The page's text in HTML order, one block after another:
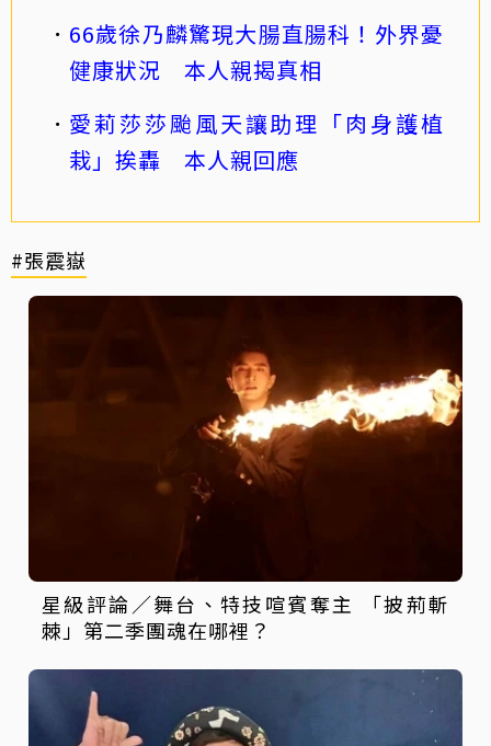
66歲徐乃麟驚現大腸直腸科！外界憂
健康狀況 本人親揭真相
愛莉莎莎颱風天讓助理「肉身護植
栽」挨轟 本人親回應
#張震嶽
星級評論／舞台、特技喧賓奪主 「披荊斬
棘」第二季團魂在哪裡？